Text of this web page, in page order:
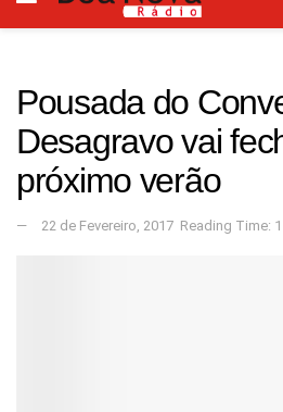
Pousada do
Desagravo vai
próximo verão
22 de Fevereiro, 2017 Reading Time: